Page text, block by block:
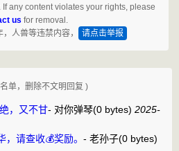
any content violates your rights, please
us for removal.
人兽等违禁内容，
请点击举报
单，删除不文明回复 )
，又不甘- 对你弹琴(0 bytes) 2025-
请查收💰奖励。 - 老孙子(0 bytes)